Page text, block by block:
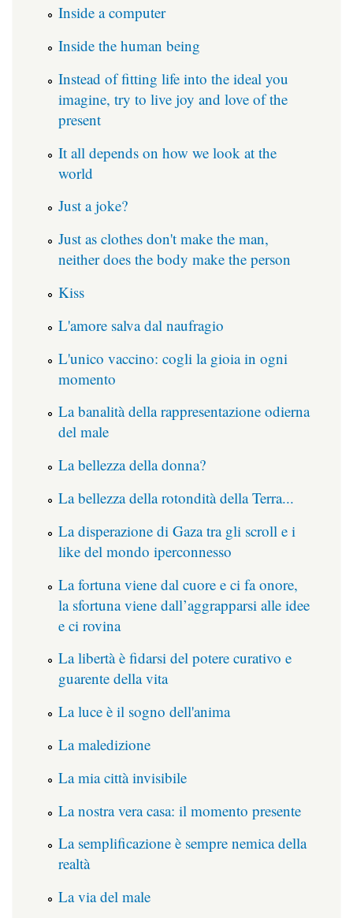
Inside a computer
Inside the human being
Instead of fitting life into the ideal you
imagine, try to live joy and love of the
present
It all depends on how we look at the
world
Just a joke?
Just as clothes don't make the man,
neither does the body make the person
Kiss
L'amore salva dal naufragio
L'unico vaccino: cogli la gioia in ogni
momento
La banalità della rappresentazione odierna
del male
La bellezza della donna?
La bellezza della rotondità della Terra...
La disperazione di Gaza tra gli scroll e i
like del mondo iperconnesso
La fortuna viene dal cuore e ci fa onore,
la sfortuna viene dall’aggrapparsi alle idee
e ci rovina
La libertà è fidarsi del potere curativo e
guarente della vita
La luce è il sogno dell'anima
La maledizione
La mia città invisibile
La nostra vera casa: il momento presente
La semplificazione è sempre nemica della
realtà
La via del male